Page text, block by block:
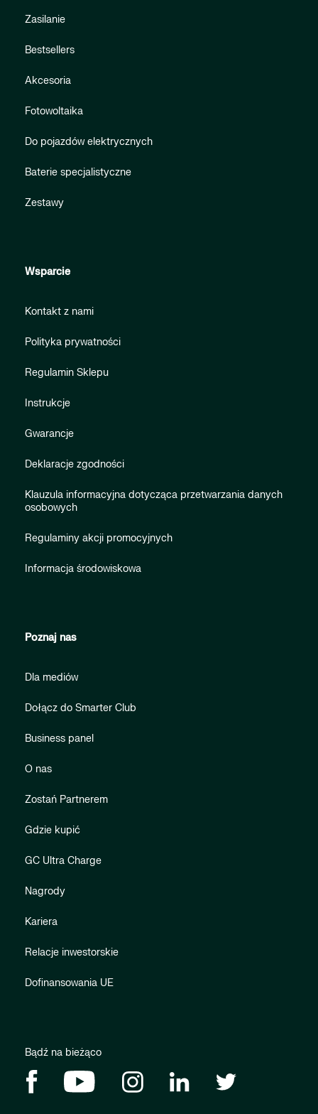
Zasilanie
Bestsellers
Akcesoria
Fotowoltaika
Do pojazdów elektrycznych
Baterie specjalistyczne
Zestawy
Wsparcie
Kontakt z nami
Polityka prywatności
Regulamin Sklepu
Instrukcje
Gwarancje
Deklaracje zgodności
Klauzula informacyjna dotycząca przetwarzania danych
osobowych
Regulaminy akcji promocyjnych
Informacja środowiskowa
Poznaj nas
Dla mediów
Dołącz do Smarter Club
Business panel
O nas
Zostań Partnerem
Gdzie kupić
GC Ultra Charge
Nagrody
Kariera
Relacje inwestorskie
Dofinansowania UE
Bądź na bieżąco